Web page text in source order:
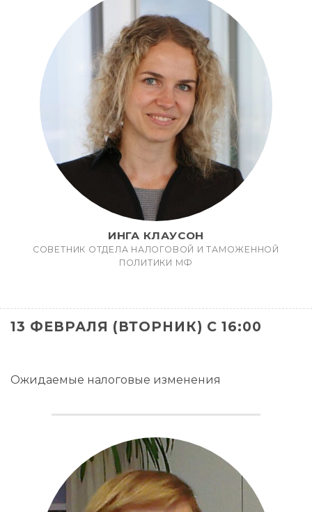
ИНГА КЛАУСОН
СОВЕТНИК ОТДЕЛА НАЛОГОВОЙ И ТАМОЖЕННОЙ
ПОЛИТИКИ МФ
13 ФЕВРАЛЯ (ВТОРНИК) С 16:00
Ожидаемые налоговые изменения